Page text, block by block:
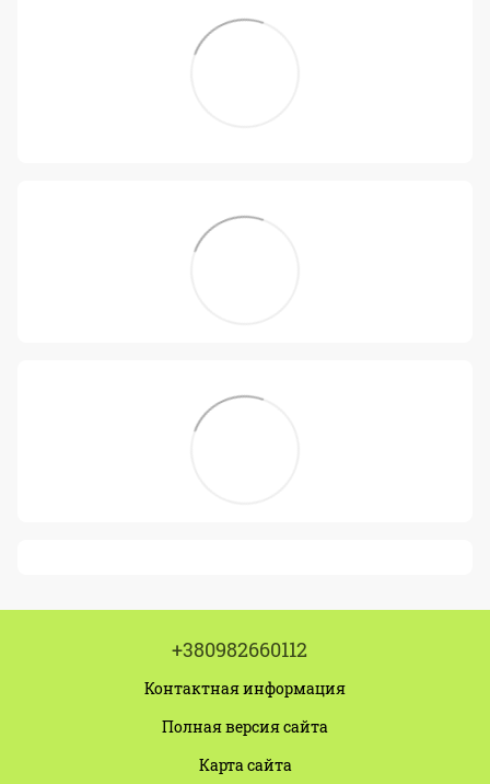
+380982660112
Контактная информация
Полная версия сайта
Карта сайта